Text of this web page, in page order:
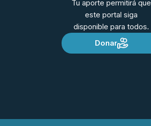
Tu aporte permitirá que
este portal siga
disponible para todos.
Donar